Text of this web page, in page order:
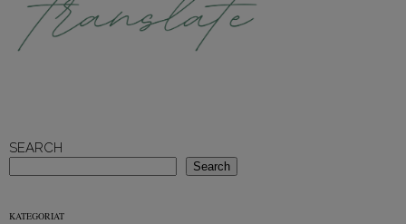
SEARCH
Search
KATEGORIAT